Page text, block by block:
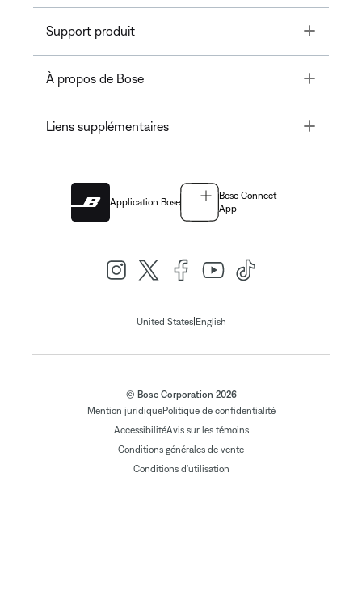
Support produit Toggle
À propos de Bose Toggle
Liens supplémentaires Toggle
Application Bose
Bose Connect
App
United States| English
© Bose Corporation 2026
Mention juridiquePolitique de confidentialité
AccessibilitéAvis sur les témoins
Conditions générales de vente
Conditions d'utilisation